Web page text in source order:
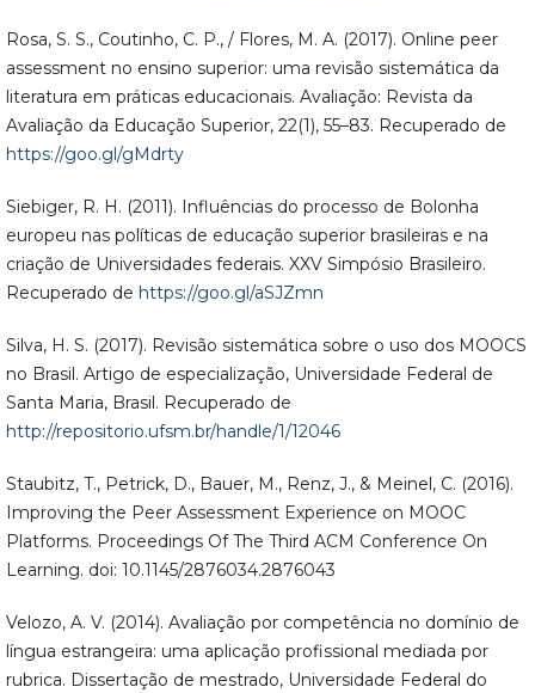
Rosa, S. S., Coutinho, C. P., / Flores, M. A. (2017). Online peer
assessment no ensino superior: uma revisão sistemática da
literatura em práticas educacionais. Avaliação: Revista da
Avaliação da Educação Superior, 22(1), 55–83. Recuperado de
https://goo.gl/gMdrty
Siebiger, R. H. (2011). Influências do processo de Bolonha
europeu nas políticas de educação superior brasileiras e na
criação de Universidades federais. XXV Simpósio Brasileiro.
Recuperado de https://goo.gl/aSJZmn
Silva, H. S. (2017). Revisão sistemática sobre o uso dos MOOCS
no Brasil. Artigo de especialização, Universidade Federal de
Santa Maria, Brasil. Recuperado de
http://repositorio.ufsm.br/handle/1/12046
Staubitz, T., Petrick, D., Bauer, M., Renz, J., & Meinel, C. (2016).
Improving the Peer Assessment Experience on MOOC
Platforms. Proceedings Of The Third ACM Conference On
Learning. doi: 10.1145/2876034.2876043
Velozo, A. V. (2014). Avaliação por competência no domínio de
língua estrangeira: uma aplicação profissional mediada por
rubrica. Dissertação de mestrado, Universidade Federal do